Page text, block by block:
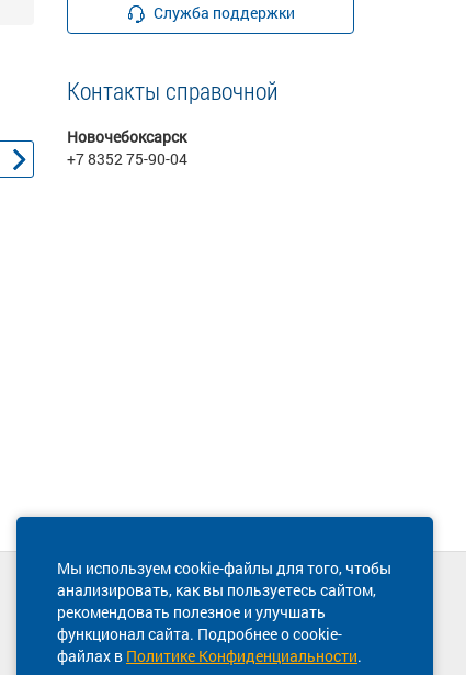
Служба поддержки
Контакты справочной
Новочебоксарск
+7 8352 75-90-04
Мы используем cookie-файлы для того, чтобы
анализировать, как вы пользуетесь сайтом,
рекомендовать полезное и улучшать
функционал сайта. Подробнее о cookie-
файлах в Политике Конфиденциальности.
Техническая поддержка сайта
8 800 600-03-38